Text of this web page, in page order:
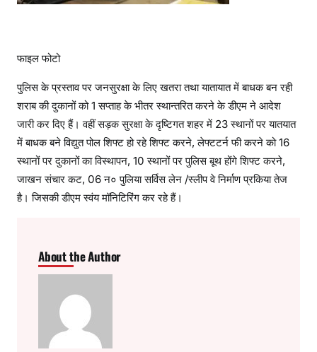
फाइल फोटो
पुलिस के प्रस्ताव पर जनसुरक्षा के लिए खतरा तथा यातायात में बाधक बन रही
शराब की दुकानों को 1 सप्ताह के भीतर स्थान्तरित करने के डीएम ने आदेश
जारी कर दिए हैं। वहीं सड़क सुरक्षा के दृष्टिगत शहर में 23 स्थानों पर यातयात
में बाधक बने विद्युत पोल शिफ्ट हो रहे शिफ्ट करने, लेफ्टटर्न फी करने को 16
स्थानों पर दुकानों का विस्थापन, 10 स्थानों पर पुलिस बूथ होंगे शिफ्ट करने,
जाखन संचार कट, 06 न० पुलिया सर्विस लेन /स्लीप वे निर्माण प्रकिया तेज
है। जिसकी डीएम स्वंय मॉनिटिरिंग कर रहे हैं।
About the Author